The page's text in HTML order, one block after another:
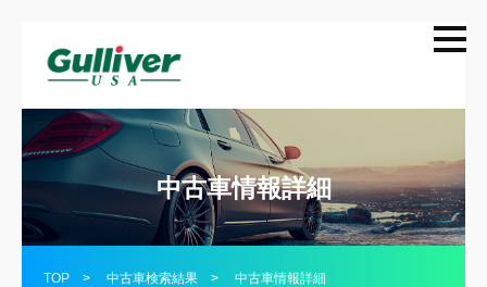
中古車情報詳細
TOP > 中古車検索結果 > 中古車情報詳細